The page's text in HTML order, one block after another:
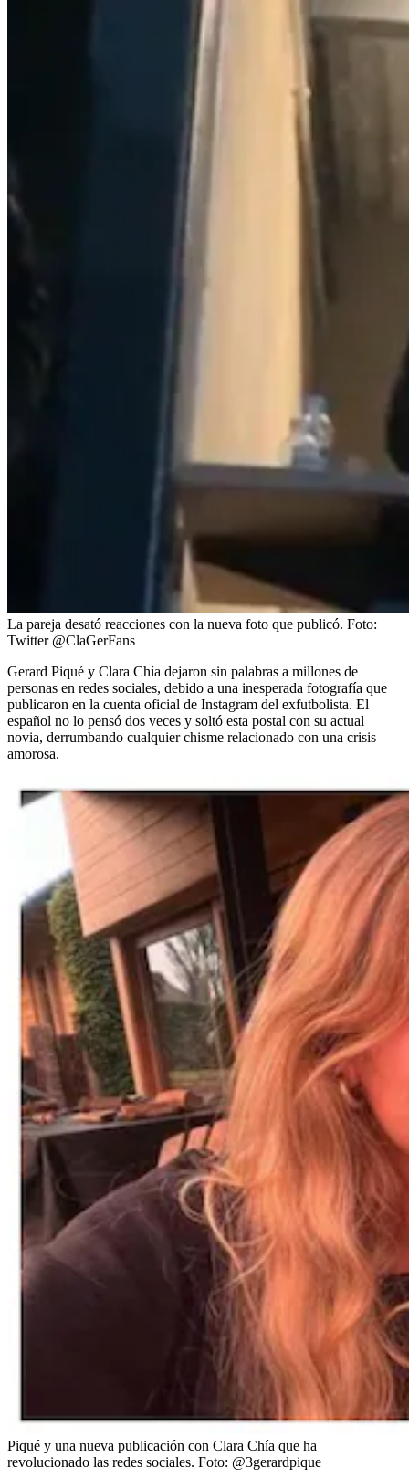
La pareja desató reacciones con la nueva foto que publicó. Foto:
Twitter @ClaGerFans
Gerard Piqué y Clara Chía dejaron sin palabras a millones de
personas en redes sociales, debido a una inesperada fotografía que
publicaron en la cuenta oficial de Instagram del exfutbolista. El
español no lo pensó dos veces y soltó esta postal con su actual
novia, derrumbando cualquier chisme relacionado con una crisis
amorosa.
Piqué y una nueva publicación con Clara Chía que ha
revolucionado las redes sociales. Foto: @3gerardpique